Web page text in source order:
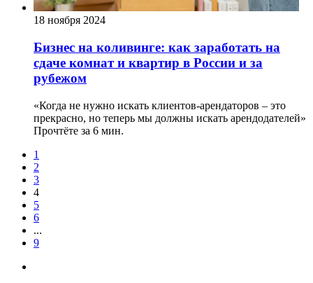
18 ноября 2024
Бизнес на коливинге: как заработать на
сдаче комнат и квартир в России и за
рубежом
«Когда не нужно искать клиентов-арендаторов – это
прекрасно, но теперь мы должны искать арендодателей»
Прочтёте за 6 мин.
1
2
3
4
5
6
...
9